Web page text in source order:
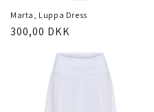
Marta, Luppa Dress
Normalpris
300,00 DKK